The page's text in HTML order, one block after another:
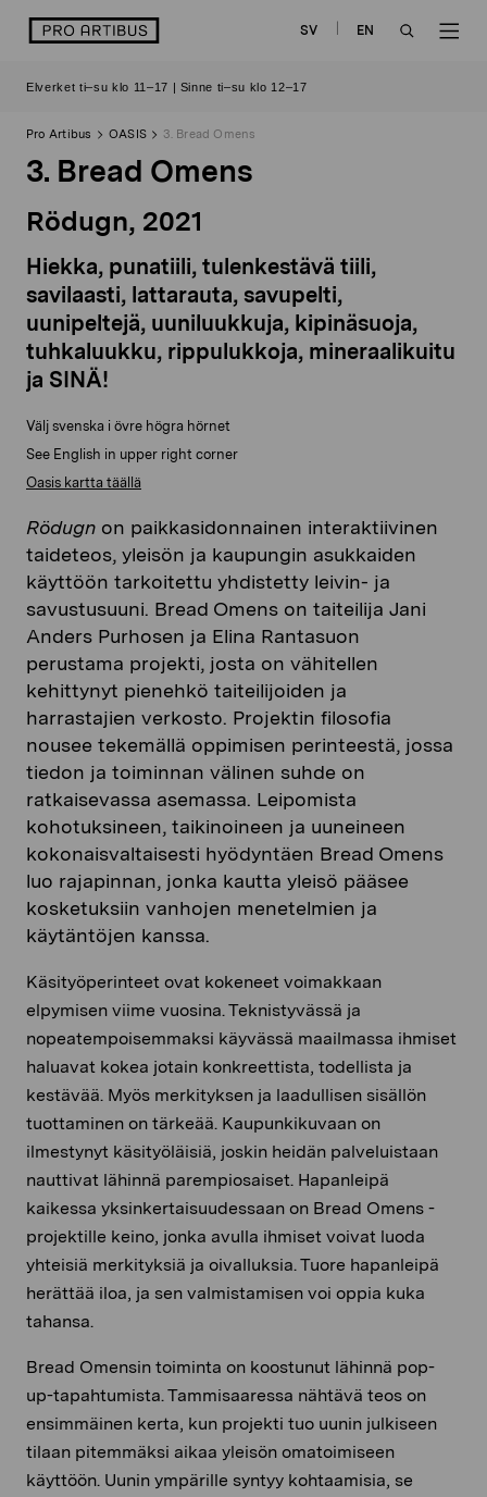
sisältöön
logo SV
EN
Elverket ti–su klo 11–17 | Sinne ti–su klo 12–17
Pro Artibus OASIS 3. Bread Omens
3. Bread Omens
Rödugn, 2021
Hiekka, punatiili, tulenkestävä tiili,
savilaasti, lattarauta, savupelti,
uunipeltejä, uuniluukkuja, kipinäsuoja,
tuhkaluukku, rippulukkoja, mineraalikuitu
ja SINÄ!
Välj svenska i övre högra hörnet
See English in upper right corner
Oasis kartta täällä
Rödugn on paikkasidonnainen interaktiivinen
taideteos, yleisön ja kaupungin asukkaiden
käyttöön tarkoitettu yhdistetty leivin- ja
savustusuuni. Bread Omens on taiteilija Jani
Anders Purhosen ja Elina Rantasuon
perustama projekti, josta on vähitellen
kehittynyt pienehkö taiteilijoiden ja
harrastajien verkosto. Projektin filosofia
nousee tekemällä oppimisen perinteestä, jossa
tiedon ja toiminnan välinen suhde on
ratkaisevassa asemassa. Leipomista
kohotuksineen, taikinoineen ja uuneineen
kokonaisvaltaisesti hyödyntäen Bread Omens
luo rajapinnan, jonka kautta yleisö pääsee
kosketuksiin vanhojen menetelmien ja
käytäntöjen kanssa.
Käsityöperinteet ovat kokeneet voimakkaan
elpymisen viime vuosina. Teknistyvässä ja
nopeatempoisemmaksi käyvässä maailmassa ihmiset
haluavat kokea jotain konkreettista, todellista ja
kestävää. Myös merkityksen ja laadullisen sisällön
tuottaminen on tärkeää. Kaupunkikuvaan on
ilmestynyt käsityöläisiä, joskin heidän palveluistaan
nauttivat lähinnä parempiosaiset. Hapanleipä
kaikessa yksinkertaisuudessaan on Bread Omens -
projektille keino, jonka avulla ihmiset voivat luoda
yhteisiä merkityksiä ja oivalluksia. Tuore hapanleipä
herättää iloa, ja sen valmistamisen voi oppia kuka
tahansa.
Bread Omensin toiminta on koostunut lähinnä pop-
up-tapahtumista. Tammisaaressa nähtävä teos on
ensimmäinen kerta, kun projekti tuo uunin julkiseen
tilaan pitemmäksi aikaa yleisön omatoimiseen
käyttöön. Uunin ympärille syntyy kohtaamisia, se